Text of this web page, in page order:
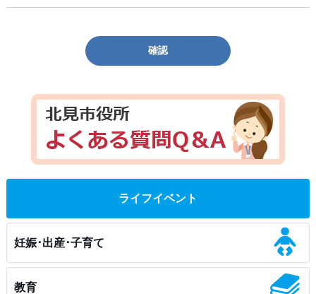
確認
ライフイベント
妊娠･出産･子育て
教育